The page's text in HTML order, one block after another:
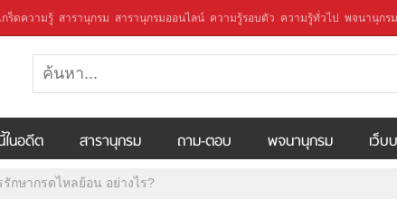
เกร็ดความรู้ สารานุกรม สารานุกรมออนไลน์ ความรู้รอบตัว ความรู้ทั่วไป พจนานุกรม
ในอดีต สารานุกรม ถาม-ตอบ พจนานุกรม เว็บ
รักษากรดไหลย้อน อย่างไร?